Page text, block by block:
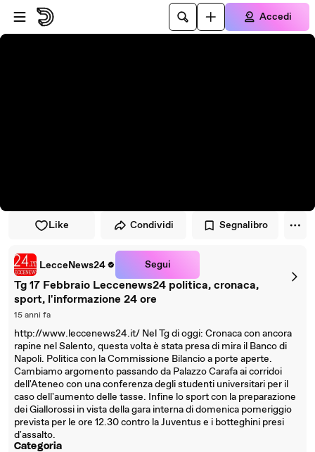
Vai al lettore
Passa al contenuto principale
Accedi
Like Condividi Segnalibro
LecceNews24 Segui
Tg 17 Febbraio Leccenews24 politica, cronaca,
sport, l'informazione 24 ore
15 anni fa
http://www.leccenews24.it/ Nel Tg di oggi: Cronaca con ancora
rapine nel Salento, questa volta è stata presa di mira il Banco di
Napoli. Politica con la Commissione Bilancio a porte aperte.
Cambiamo argomento passando da Palazzo Carafa ai corridoi
dell'Ateneo con una conferenza degli studenti universitari per il
caso dell'aumento delle tasse. Infine lo sport con la preparazione
dei Giallorossi in vista della gara interna di domenica pomeriggio
prevista per le ore 12.30 contro la Juventus e i botteghini presi
d'assalto.
Categoria